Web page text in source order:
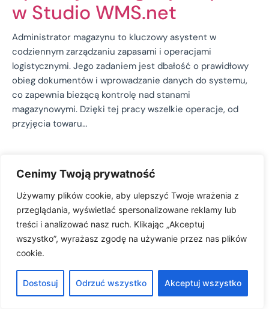
Cenimy Twoją prywatność
Używamy plików cookie, aby ulepszyć Twoje wrażenia z
przeglądania, wyświetlać spersonalizowane reklamy lub
treści i analizować nasz ruch. Klikając „Akceptuj
wszystko”, wyrażasz zgodę na używanie przez nas plików
cookie.
Dostosuj Odrzuć wszystko Akceptuj wszystko
w Studio WMS.net
Administrator magazynu to kluczowy asystent w
codziennym zarządzaniu zapasami i operacjami
logistycznymi. Jego zadaniem jest dbałość o prawidłowy
obieg dokumentów i wprowadzanie danych do systemu,
co zapewnia bieżącą kontrolę nad stanami
magazynowymi. Dzięki tej pracy wszelkie operacje, od
przyjęcia towaru…